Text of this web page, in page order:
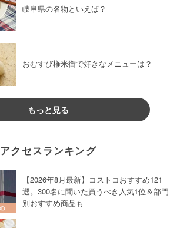
岐阜県の名物といえば？
おむすび権米衛で好きなメニューは？
もっと見る
アクセスランキング
【2026年8月最新】コストコおすすめ121
選。300名に聞いた買うべき人気1位＆部門
別おすすめ商品も